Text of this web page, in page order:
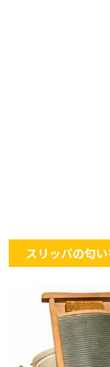
スリッパの匂